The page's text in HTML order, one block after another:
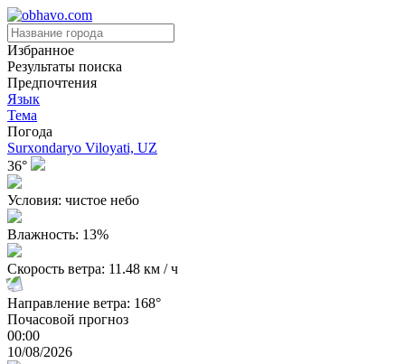
Избранное
Результаты поиска
Предпочтения
Язык
Тема
Погода
Surxondaryo Viloyati, UZ
36°
Условия: чистое небо
Влажность: 13%
Скорость ветра: 11.48 км / ч
Направление ветра: 168°
Почасовой прогноз
00:00
10/08/2026